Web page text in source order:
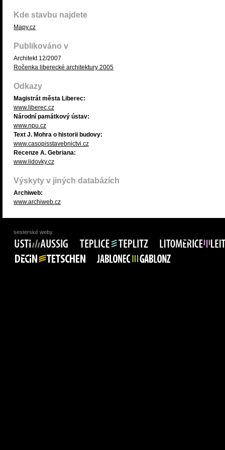
Kde stavbu najdete
Mapy.cz
Publikováno v
Architekt 12/2007
Ročenka liberecké architektury 2005
Odkazy
Magistrát města Liberec:
www.liberec.cz
Národní památkový ústav:
www.npu.cz
Text J. Mohra o historii budovy:
www.casopisstavebnictvi.cz
Recenze A. Gebriana:
www.lidovky.cz
Výskyty v jiných databázích
Archiweb:
www.archiweb.cz
sesterské weby